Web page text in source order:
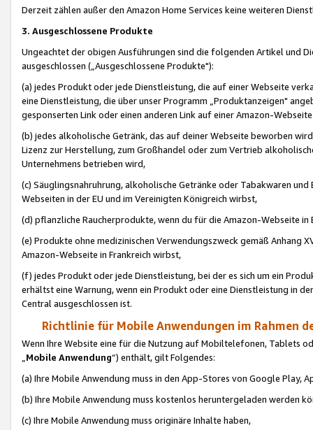
Derzeit zählen außer den Amazon Home Services keine weiteren
3. Ausgeschlossene Produkte
Ungeachtet der obigen Ausführungen sind die folgenden Artikel und
ausgeschlossen („Ausgeschlossene Produkte"):
(a) jedes Produkt oder jede Dienstleistung, die auf einer Webseite
eine Dienstleistung, die über unser Programm „Produktanzeigen"
gesponserten Link oder einen anderen Link auf einer Amazon-
(b) jedes alkoholische Getränk, das auf deiner Webseite beworben
Lizenz zur Herstellung, zum Großhandel oder zum Vertrieb
Unternehmens betrieben wird,
(c) Säuglingsnahruhrung, alkoholische Getränke oder Tabakwaren
Webseiten in der EU und im Vereinigten Königreich wirbst,
(d) pflanzliche Raucherprodukte, wenn du für die Amazon-Webseite in
(e) Produkte ohne medizinischen Verwendungszweck gemäß Anhang
Amazon-Webseite in Frankreich wirbst,
(f) jedes Produkt oder jede Dienstleistung, bei der es sich um ein
erhältst eine Warnung, wenn ein Produkt oder eine Dienstleistung in
Central ausgeschlossen ist.
Richtlinie für Mobile Anwendungen im Rahmen
Wenn Ihre Website eine für die Nutzung auf Mobiltelefonen, Tablets
„Mobile Anwendung“) enthält, gilt Folgendes:
(a) Ihre Mobile Anwendung muss in den App-Stores von Google Play,
(b) Ihre Mobile Anwendung muss kostenlos heruntergeladen werden
(c) Ihre Mobile Anwendung muss originäre Inhalte haben,